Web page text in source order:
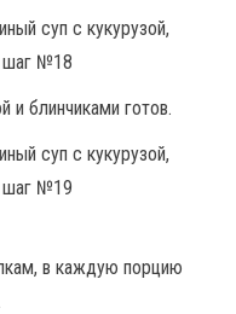
и блинчиками готов.
в каждую порцию